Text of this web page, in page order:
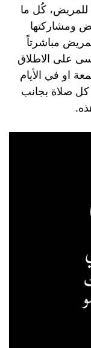
للمريض، كُل ما
ومشاركتها
مباشرتاً
على الاطلاق
او في الأيام
كل صلاة بجانب